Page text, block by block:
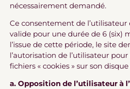
nécessairement demandé.
Ce consentement de
valide pour une durée de 6 (six)
l’issue de cette période, le site
l’autorisation de l’utilisateur
fichiers « cookies » sur son
a. Opposition de l’utilisateur à